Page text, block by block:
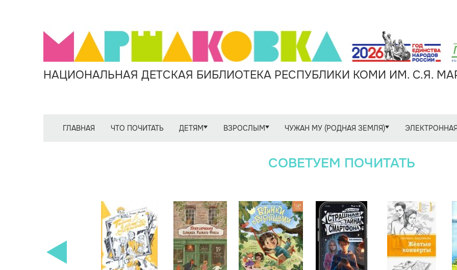
НАЦИОНАЛЬНАЯ ДЕТСКАЯ БИБЛИОТЕКА РЕСПУБЛИКИ КОМИ ИМ. С.Я.
ГЛАВНАЯ ЧТО ПОЧИТАТЬ ДЕТЯМ ВЗРОСЛЫМ ЧУЖАН МУ (РОДНАЯ ЗЕМЛЯ)
СОВЕТУЕМ ПОЧИТАТЬ